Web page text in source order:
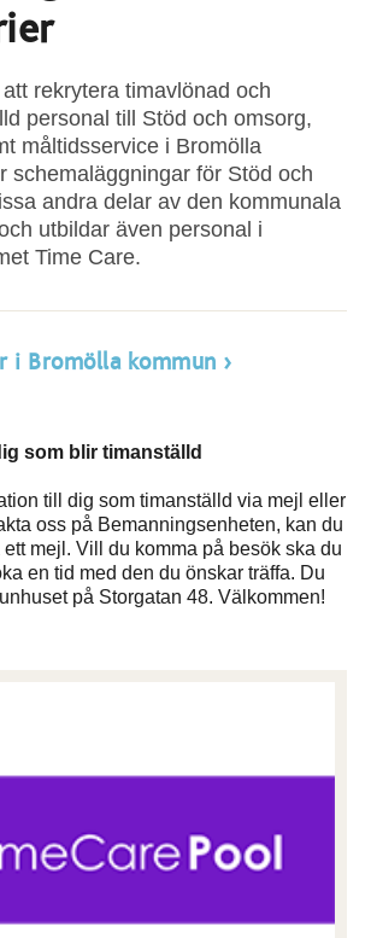
rekrytera timavlönad och
personal till Stöd och omsorg,
måltidsservice i Bromölla
schemaläggningar för Stöd och
andra delar av den kommunala
utbildar även personal i
Time Care.
i Bromölla kommun
som blir timanställd
till dig som timanställd via mejl eller
oss på Bemanningsenheten, kan du
mejl. Vill du komma på besök ska du
en tid med den du önskar träffa. Du
på Storgatan 48. Välkommen!